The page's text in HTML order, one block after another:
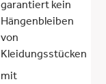
garantiert kein
Hängenbleiben
von
Kleidungsstücken
mit